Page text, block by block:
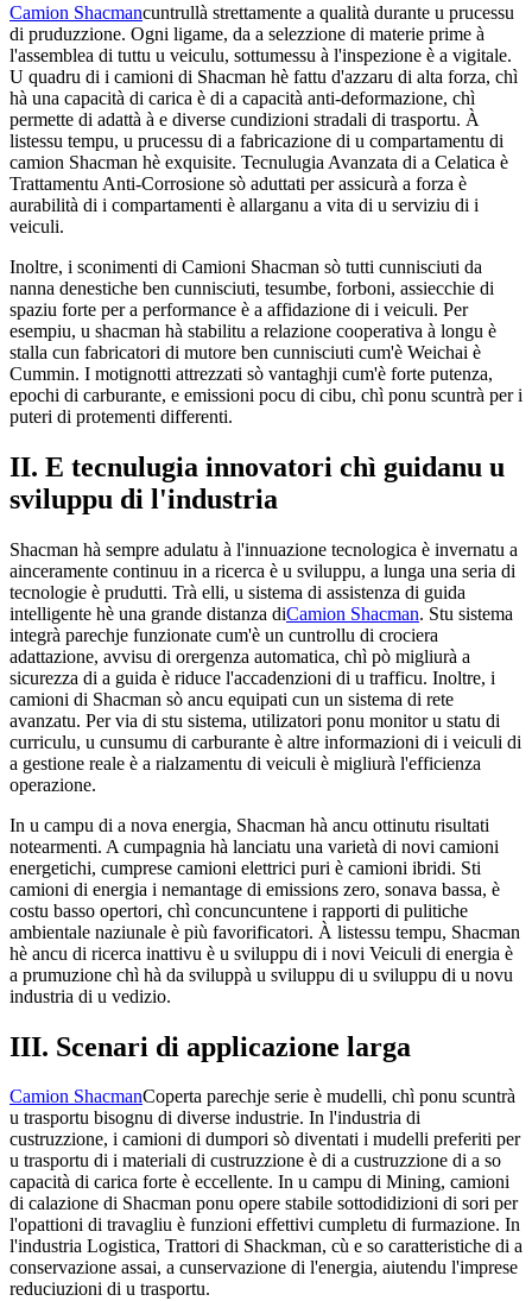
Camion Shacmancuntrullà strettamente a qualità durante u prucessu
di pruduzzione. Ogni ligame, da a selezzione di materie prime à
l'assemblea di tuttu u veiculu, sottumessu à l'inspezione è a vigitale.
U quadru di i camioni di Shacman hè fattu d'azzaru di alta forza, chì
hà una capacità di carica è di a capacità anti-deformazione, chì
permette di adattà à e diverse cundizioni stradali di trasportu. À
listessu tempu, u prucessu di a fabricazione di u compartamentu di
camion Shacman hè exquisite. Tecnulugia Avanzata di a Celatica è
Trattamentu Anti-Corrosione sò aduttati per assicurà a forza è
aurabilità di i compartamenti è allarganu a vita di u serviziu di i
veiculi.
Inoltre, i sconimenti di Camioni Shacman sò tutti cunnisciuti da
nanna denestiche ben cunnisciuti, tesumbe, forboni, assiecchie di
spaziu forte per a performance è a affidazione di i veiculi. Per
esempiu, u shacman hà stabilitu a relazione cooperativa à longu è
stalla cun fabricatori di mutore ben cunnisciuti cum'è Weichai è
Cummin. I motignotti attrezzati sò vantaghji cum'è forte putenza,
epochi di carburante, e emissioni pocu di cibu, chì ponu scuntrà per i
puteri di protementi differenti.
II. E tecnulugia innovatori chì guidanu u
sviluppu di l'industria
Shacman hà sempre adulatu à l'innuazione tecnologica è invernatu a
ainceramente continuu in a ricerca è u sviluppu, a lunga una seria di
tecnologie è prudutti. Trà elli, u sistema di assistenza di guida
intelligente hè una grande distanza diCamion Shacman. Stu sistema
integrà parechje funzionate cum'è un cuntrollu di crociera
adattazione, avvisu di orergenza automatica, chì pò migliurà a
sicurezza di a guida è riduce l'accadenzioni di u trafficu. Inoltre, i
camioni di Shacman sò ancu equipati cun un sistema di rete
avanzatu. Per via di stu sistema, utilizatori ponu monitor u statu di
curriculu, u cunsumu di carburante è altre informazioni di i veiculi di
a gestione reale è a rialzamentu di veiculi è migliurà l'efficienza
operazione.
In u campu di a nova energia, Shacman hà ancu ottinutu risultati
notearmenti. A cumpagnia hà lanciatu una varietà di novi camioni
energetichi, cumprese camioni elettrici puri è camioni ibridi. Sti
camioni di energia i nemantage di emissions zero, sonava bassa, è
costu basso opertori, chì concuncuntene i rapporti di pulitiche
ambientale naziunale è più favorificatori. À listessu tempu, Shacman
hè ancu di ricerca inattivu è u sviluppu di i novi Veiculi di energia è
a prumuzione chì hà da sviluppà u sviluppu di u sviluppu di u novu
industria di u vedizio.
III. Scenari di applicazione larga
Camion ShacmanCoperta parechje serie è mudelli, chì ponu scuntrà
u trasportu bisognu di diverse industrie. In l'industria di
custruzzione, i camioni di dumpori sò diventati i mudelli preferiti per
u trasportu di i materiali di custruzzione è di a custruzzione di a so
capacità di carica forte è eccellente. In u campu di Mining, camioni
di calazione di Shacman ponu opere stabile sottodidizioni di sori per
l'opattioni di travagliu è funzioni effettivi cumpletu di furmazione. In
l'industria Logistica, Trattori di Shackman, cù e so caratteristiche di a
conservazione assai, a cunservazione di l'energia, aiutendu l'imprese
reduciuzioni di u trasportu.